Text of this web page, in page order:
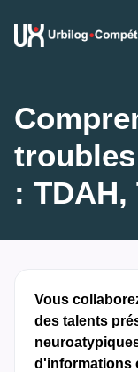
: TDAH,
Vous
des talents
d'informations